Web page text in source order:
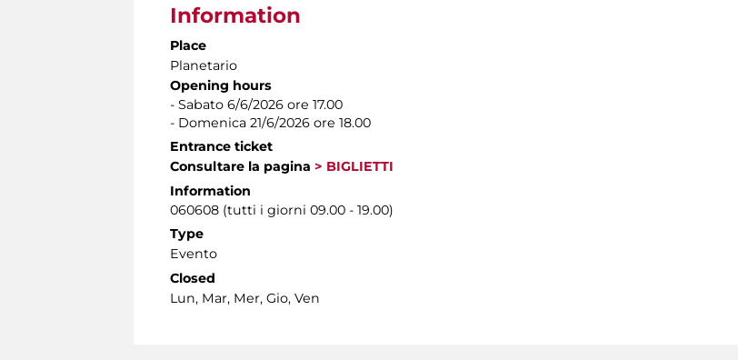
Information
Place
Planetario
Opening hours
- Sabato 6/6/2026 ore 17.00
- Domenica 21/6/2026 ore 18.00
Entrance ticket
Consultare la pagina > BIGLIETTI
Information
060608 (tutti i giorni 09.00 - 19.00)
Type
Evento
Closed
Lun, Mar, Mer, Gio, Ven